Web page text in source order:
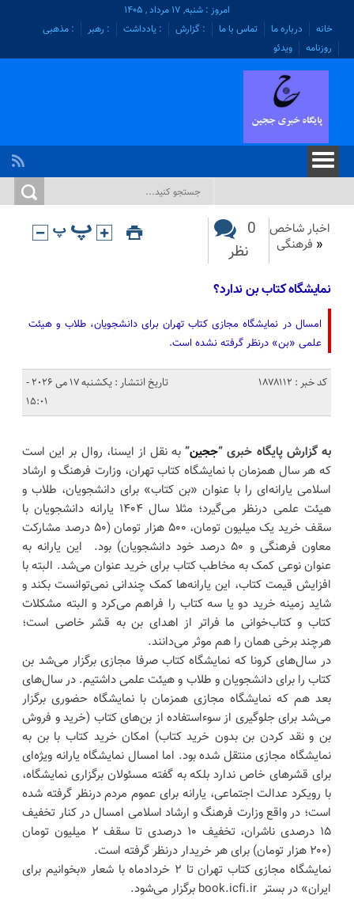
امروز : شنبه, ۱۷ مرداد , ۱۴۰۵
خانه
درباره ما تماس با ما : گزارش : یادداشت : رهبر
: مذهبی
روزنامه
ویدئو
اخبار شاخص
« فرهنگی
0
نظر
نمایشگاه کتاب بن ندارد؟
امسال در نمایشگاه مجازی کتاب تهران برای دانشجویان، طلاب و هیئت
علمی «بن» درنظر گرفته نشده است.
کد خبر : 1878112
تاریخ انتشار : یکشنبه 17 می 2026 -
15:01
به گزارش پایگاه خبری “ججین” به نقل از ایسنا، روال بر این است
که هر سال همزمان با نمایشگاه کتاب تهران، وزارت فرهنگ و ارشاد
اسلامی یارانه‌ای را با عنوان «بن کتاب» برای دانشجویان، طلاب و
هیئت علمی درنظر می‌گیرد؛ مثلا سال ۱۴۰۴ یارانه دانشجویان با
سقف خرید یک‌ میلیون تومان، ۵۰۰ هزار تومان (۵۰ درصد مشارکت
معاون فرهنگی و ۵۰ درصد خود دانشجویان) بود. این یارانه به
عنوان نوعی کمک به مخاطب کتاب برای خرید عنوان می‌شد. البته با
افزایش قیمت کتاب، این یارانه‌ها کمک چندانی نمی‌توانست بکند و
شاید زمینه خرید دو یا سه کتاب را فراهم می‌کرد و البته مشکلات
کتاب و کتاب‌خوانی ما فراتر از اهدای بن به قشر خاصی است؛
هرچند برخی همان‌ را هم موثر می‌دانند.
در سال‌های کرونا که نمایشگاه کتاب صرفا مجازی برگزار می‌شد بن
کتاب را برای دانشجویان و طلاب و هیئت علمی داشتیم. در سال‌های
بعد هم که نمایشگاه مجازی همزمان با نمایشگاه حضوری برگزار
می‌شد برای جلوگیری از سوءاستفاده از بن‌های کتاب (خرید و فروش
بن و نقد کردن بن بدون خرید کتاب) امکان خرید کتاب با بن به
نمایشگاه مجازی منتقل شده بود. اما امسال نمایشگاه یارانه ویژه‌ای
برای قشرهای خاص ندارد بلکه به گفته مسئولان برگزاری نمایشگاه،
با رویکرد عدالت اجتماعی، یارانه برای عموم مردم درنظر گرفته شده
است؛ در واقع وزارت فرهنگ و ارشاد اسلامی امسال در کنار تخفیف
۱۵ درصدی ناشران، تخفیف ۱۰ درصدی تا سقف ۲ میلیون تومان
(۲۰۰ هزار تومان) برای هر خریدار درنظر گرفته است.
نمایشگاه مجازی کتاب تهران تا ۲ خردادماه با شعار «بخوانیم برای
ایران» در بستر book.icfi.ir برگزار می‌شود.